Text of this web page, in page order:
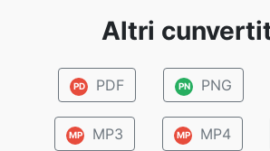
Altri
PD PDF PN PNG
MP MP3 MP MP4